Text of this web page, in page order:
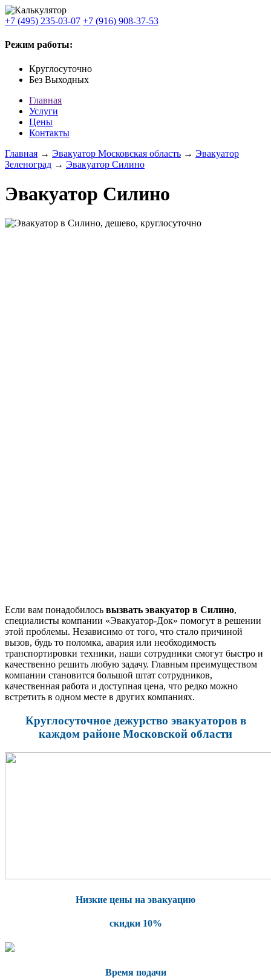
+7 (495) 235-03-07 +7 (916) 908-37-53
Режим работы:
Круглосуточно
Без Выходных
Главная
Услуги
Цены
Контакты
Главная → Эвакуатор Московская область → Эвакуатор
Зеленоград → Эвакуатор Силино
Эвакуатор Силино
Если вам понадобилось вызвать эвакуатор в Силино,
специалисты компании «Эвакуатор-Док» помогут в решении
этой проблемы. Независимо от того, что стало причиной
вызов, будь то поломка, авария или необходимость
транспортировки техники, наши сотрудники смогут быстро и
качественно решить любую задачу. Главным преимуществом
компании становится большой штат сотрудников,
качественная работа и доступная цена, что редко можно
встретить в одном месте в других компаниях.
Круглосуточное дежурство эвакуаторов в
каждом районе Московской области
Низкие цены на эвакуацию
скидки 10%
Время подачи